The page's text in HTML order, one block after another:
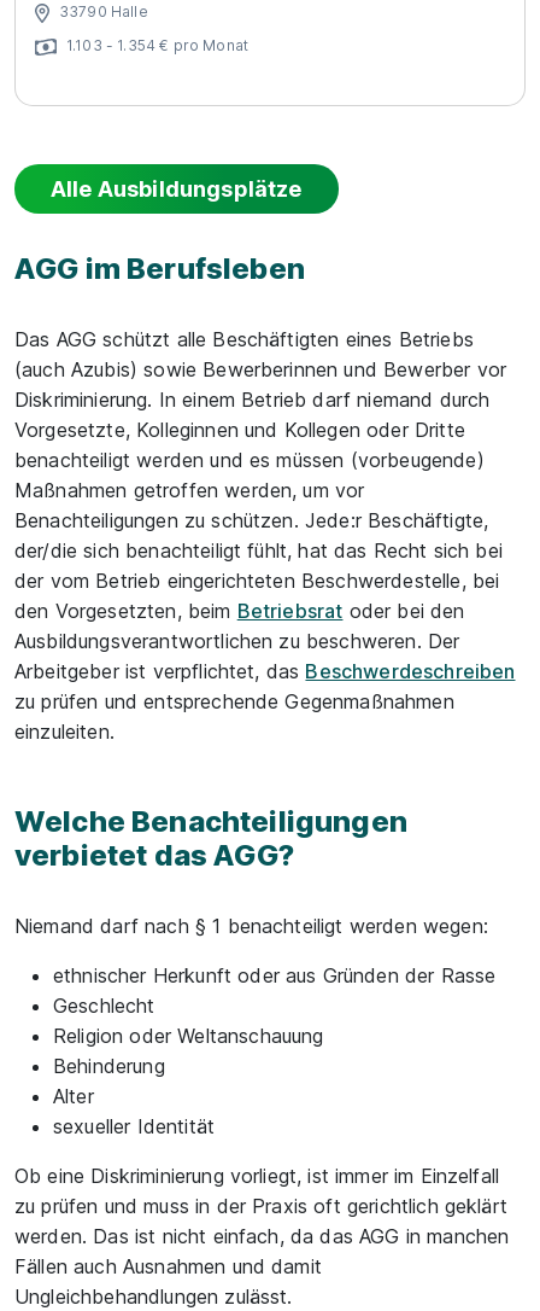
33790 Halle
1.103 - 1.354 € pro Monat
Alle Ausbildungsplätze
AGG im Berufsleben
Das AGG schützt alle Beschäftigten eines Betriebs
(auch Azubis) sowie Bewerberinnen und Bewerber vor
Diskriminierung. In einem Betrieb darf niemand durch
Vorgesetzte, Kolleginnen und Kollegen oder Dritte
benachteiligt werden und es müssen (vorbeugende)
Maßnahmen getroffen werden, um vor
Benachteiligungen zu schützen. Jede:r Beschäftigte,
der/die sich benachteiligt fühlt, hat das Recht sich bei
der vom Betrieb eingerichteten Beschwerdestelle, bei
den Vorgesetzten, beim Betriebsrat oder bei den
Ausbildungsverantwortlichen zu beschweren. Der
Arbeitgeber ist verpflichtet, das Beschwerdeschreiben
zu prüfen und entsprechende Gegenmaßnahmen
einzuleiten.
Welche Benachteiligungen
verbietet das AGG?
Niemand darf nach § 1 benachteiligt werden wegen:
ethnischer Herkunft oder aus Gründen der Rasse
Geschlecht
Religion oder Weltanschauung
Behinderung
Alter
sexueller Identität
Ob eine Diskriminierung vorliegt, ist immer im Einzelfall
zu prüfen und muss in der Praxis oft gerichtlich geklärt
werden. Das ist nicht einfach, da das AGG in manchen
Fällen auch Ausnahmen und damit
Ungleichbehandlungen zulässt.